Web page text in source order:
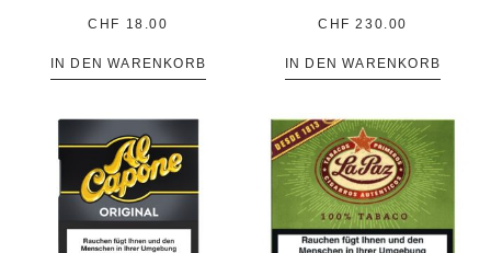
CHF 18.00
IN DEN WARENKORB
CHF 230.00
IN DEN WARENKORB